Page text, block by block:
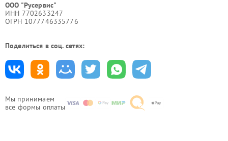
Мы принимаем
все формы оплаты
ООО "Русервис"
ИНН 7702633247
ОГРН 1077746335776
Поделиться в соц. сетях: